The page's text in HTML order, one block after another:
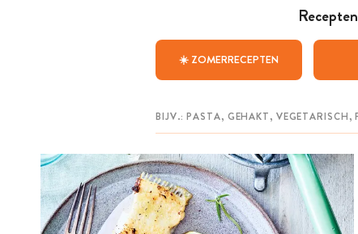
Recepten
☀️ ZOMERRECEPTEN